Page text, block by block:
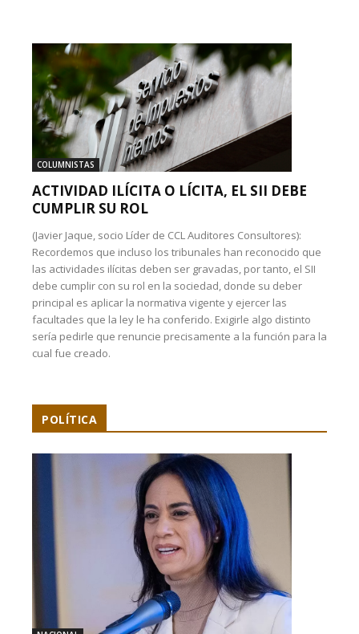
COLUMNISTAS
ACTIVIDAD ILÍCITA O LÍCITA, EL SII DEBE
CUMPLIR SU ROL
(Javier Jaque, socio Líder de CCL Auditores Consultores):
Recordemos que incluso los tribunales han reconocido que
las actividades ilícitas deben ser gravadas, por tanto, el SII
debe cumplir con su rol en la sociedad, donde su deber
principal es aplicar la normativa vigente y ejercer las
facultades que la ley le ha conferido. Exigirle algo distinto
sería pedirle que renuncie precisamente a la función para la
cual fue creado.
POLÍTICA